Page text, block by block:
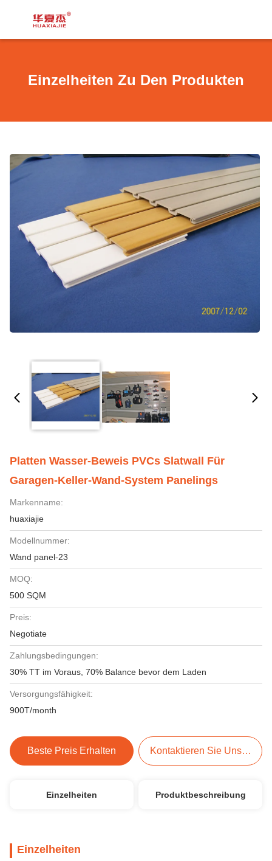
Einzelheiten Zu Den Produkten
Platten Wasser-Beweis PVCs Slatwall Für
Garagen-Keller-Wand-System Panelings
Markenname:
huaxiajie
Modellnummer:
Wand panel-23
MOQ:
500 SQM
Preis:
Negotiate
Zahlungsbedingungen:
30% TT im Voraus, 70% Balance bevor dem Laden
Versorgungsfähigkeit:
900T/month
Beste Preis Erhalten Kontaktieren Sie Uns Jetzt
Einzelheiten Produktbeschreibung
Einzelheiten